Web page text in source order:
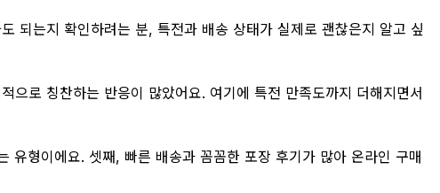
되는지 확인하려는 분, 특전과 배송 상태가 실제로 괜찮은지 알고 싶
으로 칭찬하는 반응이 많았어요. 여기에 특전 만족도까지 더해지면서
유형이에요. 셋째, 빠른 배송과 꼼꼼한 포장 후기가 많아 온라인 구매